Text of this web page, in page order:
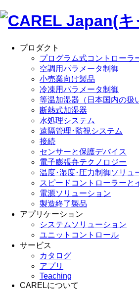
プロダクト
プログラム式コントローラ
空調用パラメータ制御
小売業向け製品
冷凍用パラメータ制御
等温加湿器（日本国内の扱
断熱式加湿器
水処理システム
遠隔管理･監視システム
接続
センサーと保護デバイス
電子膨張弁テクノロジー
温度･湿度･圧力制御ソリュ
スピードコントローラーと
電源ソリューション
製造終了製品
アプリケーション
システムソリューション
ユニットコントロール
サービス
カタログ
アプリ
Teaching
CARELについて